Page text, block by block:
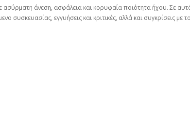
ασύρματη άνεση, ασφάλεια και κορυφαία ποιότητα ήχου. Σε
συσκευασίας, εγγυήσεις και κριτικές, αλλά και συγκρίσεις με